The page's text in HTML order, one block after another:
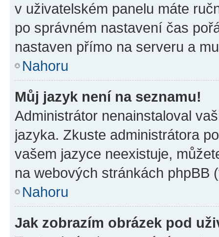
v uživatelském panelu máte
po správném nastavení čas
nastaven přímo na serveru a
Nahoru
Můj jazyk není na seznamu!
Administrátor nenainstaloval
jazyka. Zkuste administrátora
vašem jazyce neexistuje,
na webových stránkách phpBB
Nahoru
Jak zobrazím obrázek pod